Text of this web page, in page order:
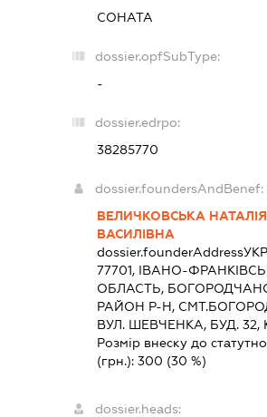
СОНАТА
dossier.opfSubType:
-
dossier.edrpo:
38285770
dossier.foundersAndBenef:
ВЕЛИЧКОВСЬКА НАТАЛІЯ
ВАСИЛІВНА
dossier.founderAddress
77701, IВАНО-
ОБЛАСТЬ,
РАЙОН Р-Н,
ВУЛ. ШЕВЧЕНКА, БУД. 32,
Розмір внеску до
(грн.): 300 (30 %)
dossier.heads: